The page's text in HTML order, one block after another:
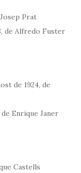
Prat
de Alfredo Fuster
de 1924, de
Enrique Janer
Castells